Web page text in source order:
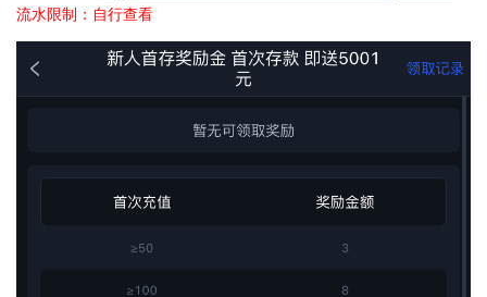
流水限制：自行查看